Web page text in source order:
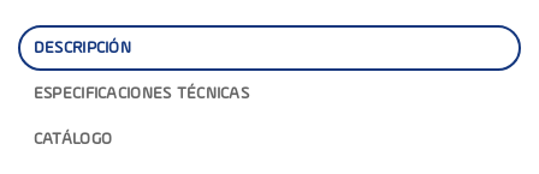
DESCRIPCIÓN
ESPECIFICACIONES TÉCNICAS
CATÁLOGO